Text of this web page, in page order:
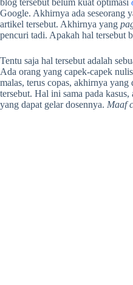
Google. Akhirnya ada seseorang
artikel tersebut. Akhirnya yang
pencuri tadi. Apakah hal tersebut
Tentu saja hal tersebut adalah
Ada orang yang capek-capek
malas, terus copas, akhirnya
tersebut. Hal ini sama pada
yang dapat gelar dosennya. Maaf